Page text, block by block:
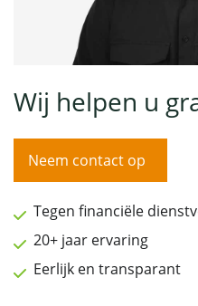
Wij helpen u
Neem contact op
Tegen financiële
20+ jaar ervaring
Eerlijk en transparant